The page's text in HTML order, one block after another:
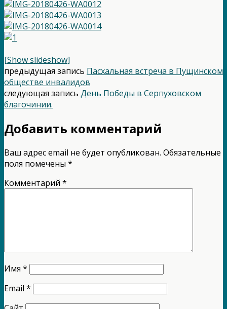
[Show slideshow]
предыдущая запись Пасхальная встреча в Пущинском
обществе инвалидов
следующая запись День Победы в Серпуховском
благочинии.
Добавить комментарий
Ваш адрес email не будет опубликован. Обязательные
поля помечены *
Комментарий *
Имя *
Email *